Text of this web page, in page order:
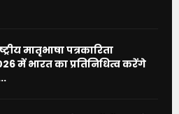
मातृभाषा पत्रकारिता
में भारत का प्रतिनिधित्व करेंगे